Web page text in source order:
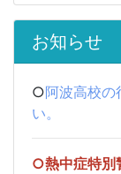
お知らせ
○阿波高校の
い。
○熱中症特別